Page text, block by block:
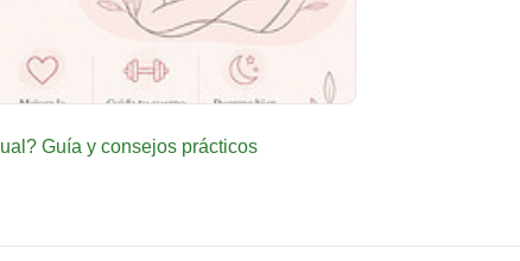
Guía y consejos prácticos